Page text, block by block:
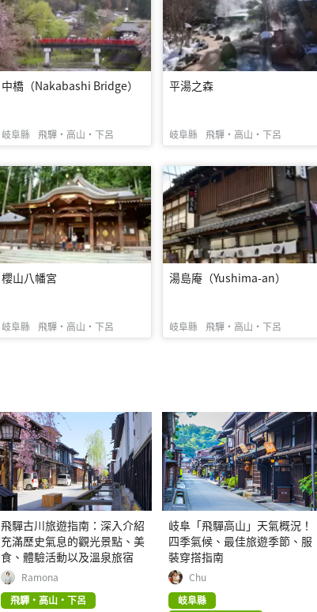
中橋（Nakabashi Bridge）
岐阜縣 飛驒・高山・下呂
平湯之森
岐阜縣 飛驒・高山・下呂
櫻山八幡宮
岐阜縣 飛驒・高山・下呂
湯島庵（Yushima-an）
岐阜縣 飛驒・高山・下呂
飛驒古川旅遊指南：深入介紹
充滿歷史氣息的觀光景點、美
食、體驗活動以及溫泉旅宿
Ramona
飛驒・高山・下呂
岐阜「飛驒高山」天氣概況！
四季氣候、最佳旅遊季節、服
裝穿搭指南
Chu
岐阜縣